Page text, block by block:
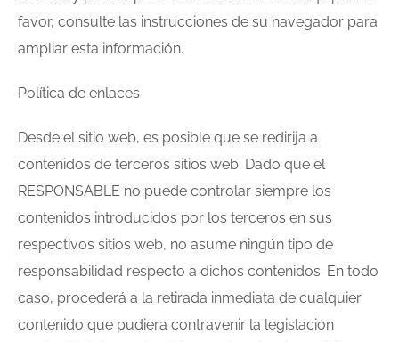
favor, consulte las instrucciones de su navegador para
ampliar esta información.
Política de enlaces
Desde el sitio web, es posible que se redirija a
contenidos de terceros sitios web. Dado que el
RESPONSABLE no puede controlar siempre los
contenidos introducidos por los terceros en sus
respectivos sitios web, no asume ningún tipo de
responsabilidad respecto a dichos contenidos. En todo
caso, procederá a la retirada inmediata de cualquier
contenido que pudiera contravenir la legislación